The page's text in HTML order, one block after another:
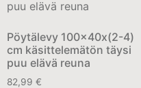
Pöytälevy 100x40x(2-4)
cm käsittelemätön täysi
puu elävä reuna
82,99 €